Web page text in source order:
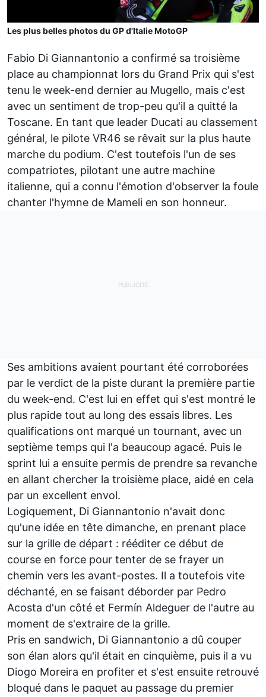
Les plus belles photos du GP d'Italie MotoGP
Fabio Di Giannantonio a confirmé sa troisième
place au championnat lors du Grand Prix qui s'est
tenu le week-end dernier au Mugello, mais c'est
avec un sentiment de trop-peu qu'il a quitté la
Toscane. En tant que leader Ducati au classement
général, le pilote VR46 se rêvait sur la plus haute
marche du podium. C'est toutefois l'un de ses
compatriotes, pilotant une autre machine
italienne, qui a connu l'émotion d'observer la foule
chanter l'hymne de Mameli en son honneur.
Ses ambitions avaient pourtant été corroborées
par le verdict de la piste durant la première partie
du week-end. C'est lui en effet qui s'est montré le
plus rapide tout au long des essais libres. Les
qualifications ont marqué un tournant, avec un
septième temps qui l'a beaucoup agacé. Puis le
sprint lui a ensuite permis de prendre sa revanche
en allant chercher la troisième place, aidé en cela
par un excellent envol.
Logiquement, Di Giannantonio n'avait donc
qu'une idée en tête dimanche, en prenant place
sur la grille de départ : rééditer ce début de
course en force pour tenter de se frayer un
chemin vers les avant-postes. Il a toutefois vite
déchanté, en se faisant déborder par Pedro
Acosta d'un côté et Fermín Aldeguer de l'autre au
moment de s'extraire de la grille.
Pris en sandwich, Di Giannantonio a dû couper
son élan alors qu'il était en cinquième, puis il a vu
Diogo Moreira en profiter et s'est ensuite retrouvé
bloqué dans le paquet au passage du premier